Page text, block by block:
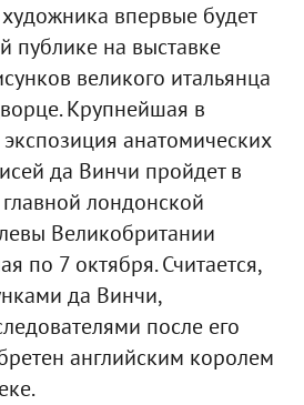
впервые будет
публике на выставке
великого итальянца
Крупнейшая в
анатомических
да Винчи пройдет в
лондонской
Великобритании
по 7 октября. Считается,
да Винчи,
после его
английским королем